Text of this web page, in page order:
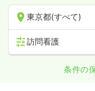
東京都(すべて)
訪問看護
条件の